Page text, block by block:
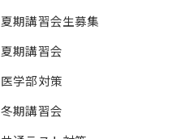
夏期講習会生募集
夏期講習会
医学部対策
冬期講習会